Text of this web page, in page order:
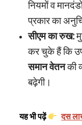
नियमों व
प्रकार का
सीएम का रुख:
कर चुके हैं कि
समान वेतनकी
बढ़ेगी।
यह भी पढ़ें
दस